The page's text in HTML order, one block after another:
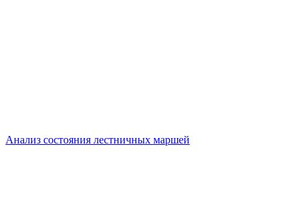
Анализ состояния лестничных маршей